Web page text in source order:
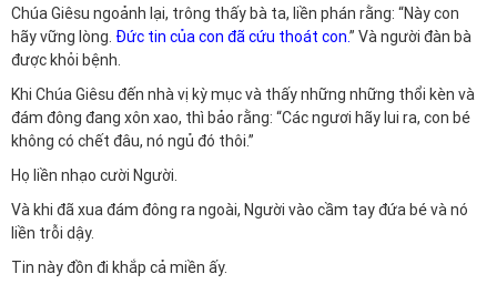
Chúa Giêsu ngoảnh lại, trông thấy bà ta, liền phán rằng: “Này con
hãy vững lòng. Đức tin của con đã cứu thoát con.” Và người đàn bà
được khỏi bệnh.
Khi Chúa Giêsu đến nhà vị kỳ mục và thấy những những thổi kèn và
đám đông đang xôn xao, thì bảo rằng: “Các ngươi hãy lui ra, con bé
không có chết đâu, nó ngủ đó thôi.”
Họ liền nhạo cười Người.
Và khi đã xua đám đông ra ngoài, Người vào cầm tay đứa bé và nó
liền trỗi dậy.
Tin này đồn đi khắp cả miền ấy.